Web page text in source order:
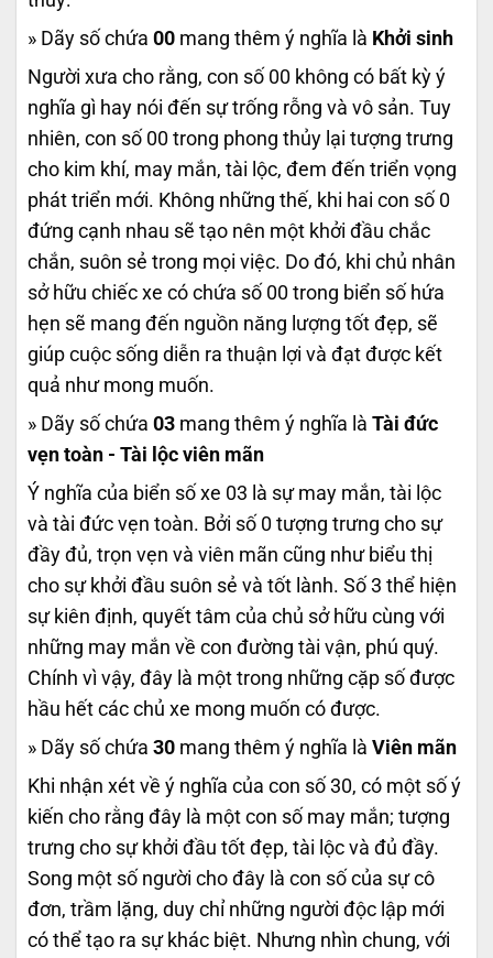
» Dãy số chứa 00 mang thêm ý nghĩa là Khởi sinh
Người xưa cho rằng, con số 00 không có bất kỳ ý
nghĩa gì hay nói đến sự trống rỗng và vô sản. Tuy
nhiên, con số 00 trong phong thủy lại tượng trưng
cho kim khí, may mắn, tài lộc, đem đến triển vọng
phát triển mới. Không những thế, khi hai con số 0
đứng cạnh nhau sẽ tạo nên một khởi đầu chắc
chắn, suôn sẻ trong mọi việc. Do đó, khi chủ nhân
sở hữu chiếc xe có chứa số 00 trong biển số hứa
hẹn sẽ mang đến nguồn năng lượng tốt đẹp, sẽ
giúp cuộc sống diễn ra thuận lợi và đạt được kết
quả như mong muốn.
» Dãy số chứa 03 mang thêm ý nghĩa là Tài đức
vẹn toàn - Tài lộc viên mãn
Ý nghĩa của biển số xe 03 là sự may mắn, tài lộc
và tài đức vẹn toàn. Bởi số 0 tượng trưng cho sự
đầy đủ, trọn vẹn và viên mãn cũng như biểu thị
cho sự khởi đầu suôn sẻ và tốt lành. Số 3 thể hiện
sự kiên định, quyết tâm của chủ sở hữu cùng với
những may mắn về con đường tài vận, phú quý.
Chính vì vậy, đây là một trong những cặp số được
hầu hết các chủ xe mong muốn có được.
» Dãy số chứa 30 mang thêm ý nghĩa là Viên mãn
Khi nhận xét về ý nghĩa của con số 30, có một số ý
kiến cho rằng đây là một con số may mắn; tượng
trưng cho sự khởi đầu tốt đẹp, tài lộc và đủ đầy.
Song một số người cho đây là con số của sự cô
đơn, trầm lặng, duy chỉ những người độc lập mới
có thể tạo ra sự khác biệt. Nhưng nhìn chung, với